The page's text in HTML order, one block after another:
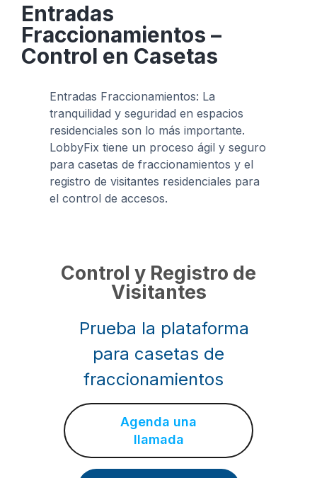
Entradas
Fraccionamientos –
Control en Casetas
Entradas Fraccionamientos: La
tranquilidad y seguridad en espacios
residenciales son lo más importante.
LobbyFix tiene un proceso ágil y seguro
para casetas de fraccionamientos y el
registro de visitantes residenciales para
el control de accesos.
Control y Registro de
Visitantes
Prueba la plataforma
para casetas de
fraccionamientos
Agenda una
llamada